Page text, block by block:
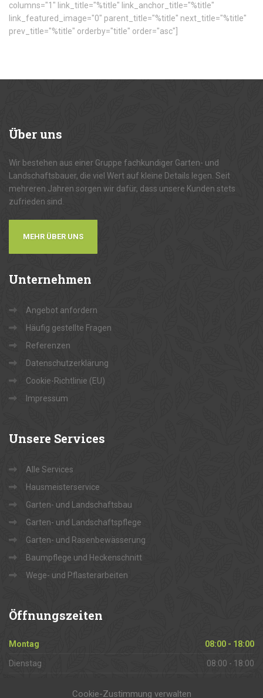
Cookie-Zustimmung verwalten
columns="1" link_title="%title" link_anchor_title="%title"
link_featured_image="0" parent_title="%title" next_title="%title"
prev_title="%title" orderby="title" order="asc"]
Überuns
Wir bestehen aus einer Gruppe fachkundiger Garten- und
Landschaftsbauer, die viel Wert auf kleine Details legen. Seit
mehreren Jahren sorgen wir dafür, dass unsere Kunden stets
zufrieden sind.
MEHR ÜBER UNS
Unternehmen
Angebot anfordern
Häufig gestellte Fragen
Referenzen
Datenschutzerklärung
Cookie-Richtlinie (EU)
Impressum
Unsere Services
Alle Services
Hausmeisterservice
Garten- und Landschaftsbau
Garten- und Landschaftspflege
Garten- und Rasenbewässerung
Baumpflege und Heckenschnitt
Wege- und Pflasterarbeiten
Öffnungszeiten
Montag 08:00 - 18:00
Dienstag 08:00 - 18:00